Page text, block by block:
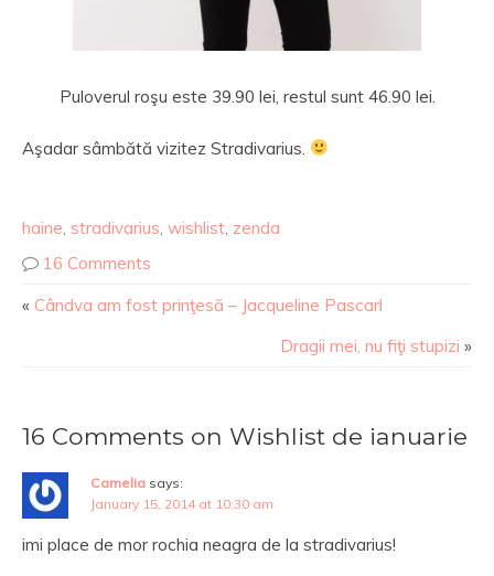
Puloverul roşu este 39.90 lei, restul sunt 46.90 lei.
Aşadar sâmbătă vizitez Stradivarius.
haine stradivarius wishlist zenda
16 Comments
« Cândva am fost prinţesă – Jacqueline Pascarl
Dragii mei, nu fiţi stupizi »
16 Comments on Wishlist de ianuarie
Camelia says:
January 15, 2014 at 10:30 am
imi place de mor rochia neagra de la stradivarius!